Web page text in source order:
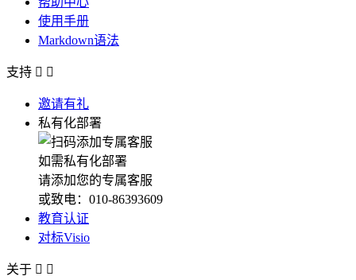
使用手册
Markdown语法
支持  
邀请有礼
私有化部署
如需私有化部署
请添加您的专属客服
或致电：010-86393609
教育认证
对标Visio
关于  